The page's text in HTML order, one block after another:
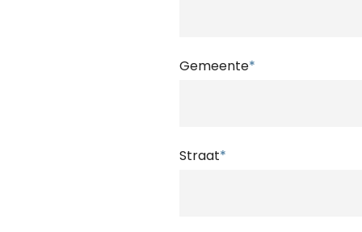
Gemeente*
Straat*